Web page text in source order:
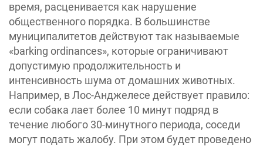
время, расценивается как нарушение
общественного порядка. В большинстве
муниципалитетов действуют так называемые
«‎barking ordinances», которые ограничивают
допустимую продолжительность и
интенсивность шума от домашних животных.
Например, в Лос-Анджелесе действует правило:
если собака лает более 10 минут подряд в
течение любого 30-минутного периода, соседи
могут подать жалобу. При этом будет проведено